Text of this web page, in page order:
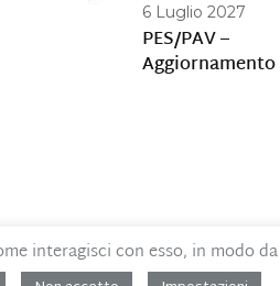
6 Luglio 2027
PES/PAV –
Aggiornamento
generale
interagisci con esso, in modo